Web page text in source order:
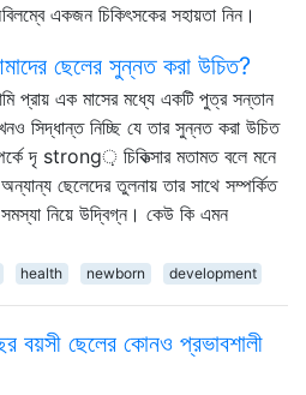
একজন চিকিৎসকের সহায়তা নিন।
ছেলের সুন্নত করা উচিত?
প্রায় এক মাসের মধ্যে একটি পুত্র সন্তান
সিদ্ধান্ত নিচ্ছি যে তার সুন্নত করা উচিত
দৃ strong় চিকিত্সার মতামত বলে মনে
ছেলেদের তুলনায় তার সাথে সম্পর্কিত
সমস্যা নিয়ে উদ্বিগ্ন। কেউ কি এমন
health newborn development
বয়সী ছেলের কোনও প্রভাবশালী